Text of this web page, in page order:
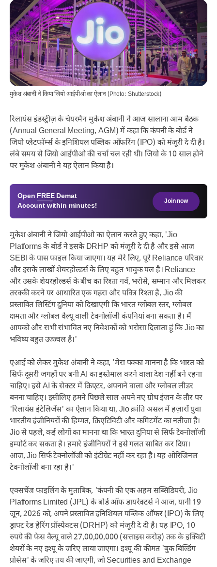
मुकेश अंबानी ने किया जियो आईपीओ का ऐलान (Photo: Shutterstock)
रिलायंस इंडस्ट्रीज़ के चेयरमैन मुकेश अंबानी ने आज सालाना आम बैठक
(Annual General Meeting, AGM) में कहा कि कंपनी के बोर्ड ने
जियो प्लेटफॉर्म्स के इनिशियल पब्लिक ऑफरिंग (IPO) को मंजूरी दे दी है।
लंबे समय से जियो आईपीओ की चर्चा चल रही थी। जियो के 10 साल होने
पर मुकेश अंबानी ने यह ऐलान किया है।
Open FREE Demat
Account within minutes!
Join now
मुकेश अंबानी ने जियो आईपीओ का ऐलान करते हुए कहा, 'Jio
Platforms के बोर्ड ने इसके DRHP को मंजूरी दे दी है और इसे आज
SEBI के पास फाइल किया जाएगा। यह मेरे लिए, पूरे Reliance परिवार
और इसके लाखों शेयरहोल्डर्स के लिए बहुत भावुक पल है। Reliance
और उसके शेयरहोल्डर्स के बीच का रिश्ता गर्व, भरोसे, सम्मान और मिलकर
तरक्की करने पर आधारित एक गहरा और पवित्र रिश्ता है, Jio की
प्रस्तावित लिस्टिंग दुनिया को दिखाएगी कि भारत ग्लोबल स्तर, ग्लोबल
क्षमता और ग्लोबल वैल्यू वाली टेक्नोलॉजी कंपनियां बना सकता है। मैं
आपको और सभी संभावित नए निवेशकों को भरोसा दिलाता हूं कि Jio का
भविष्य बहुत उज्ज्वल है।'
एआई को लेकर मुकेश अंबानी ने कहा, 'मेरा पक्का मानना है कि भारत को
सिर्फ दूसरी जगहों पर बनी AI का इस्तेमाल करने वाला देश नहीं बने रहना
चाहिए। इसे AI के सेक्टर में क्रिएटर, अपनाने वाला और ग्लोबल लीडर
बनना चाहिए। इसीलिए हमने पिछले साल अपने नए ग्रोथ इंजन के तौर पर
'रिलायंस इंटेलिजेंस' का ऐलान किया था, Jio क्रांति असल में हज़ारों युवा
भारतीय इंजीनियरों की हिम्मत, क्रिएटिविटी और कमिटमेंट का नतीजा है।
Jio से पहले, कई लोगों का मानना था कि भारत दुनिया से सिर्फ टेक्नोलॉजी
इम्पोर्ट कर सकता है। हमारे इंजीनियरों ने इसे गलत साबित कर दिया।
आज, Jio सिर्फ टेक्नोलॉजी को इंटीग्रेट नहीं कर रहा है। यह ओरिजिनल
टेक्नोलॉजी बना रहा है।'
एक्सचेंज फाइलिंग के मुताबिक, 'कंपनी की एक अहम सब्सिडियरी, Jio
Platforms Limited (JPL) के बोर्ड ऑफ डायरेक्टर्स ने आज, यानी 19
जून, 2026 को, अपने प्रस्तावित इनिशियल पब्लिक ऑफर (IPO) के लिए
ड्राफ्ट रेड हेरिंग प्रॉस्पेक्टस (DRHP) को मंजूरी दे दी है। यह IPO, 10
रुपये की फेस वैल्यू वाले 27,00,00,000 (सत्ताइस करोड़) तक के इक्विटी
शेयरों के नए इश्यू के जरिए लाया जाएगा। इश्यू की कीमत 'बुक बिल्डिंग
प्रोसेस' के जरिए तय की जाएगी, जो Securities and Exchange